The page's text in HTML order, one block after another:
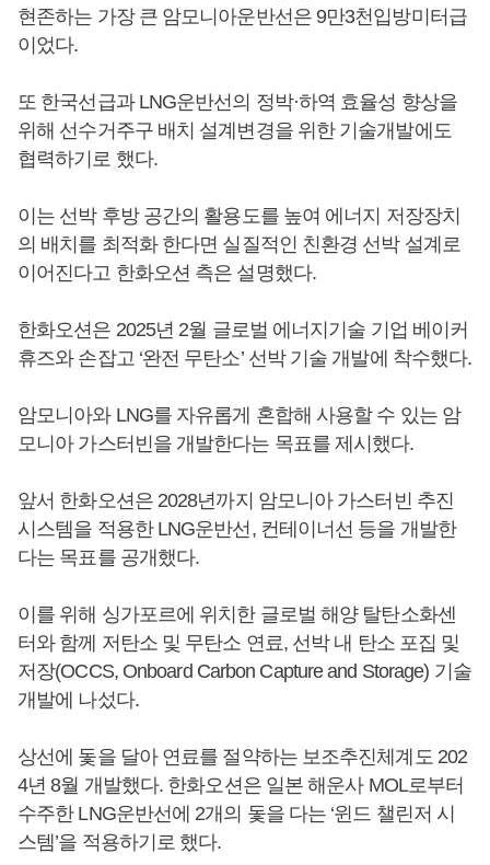
현존하는 가장 큰 암모니아운반선은 9만3천입방미터급
이었다.
또 한국선급과 LNG운반선의 정박·하역 효율성 향상을
위해 선수거주구 배치 설계변경을 위한 기술개발에도
협력하기로 했다.
이는 선박 후방 공간의 활용도를 높여 에너지 저장장치
의 배치를 최적화 한다면 실질적인 친환경 선박 설계로
이어진다고 한화오션 측은 설명했다.
한화오션은 2025년 2월 글로벌 에너지기술 기업 베이커
휴즈와 손잡고 ‘완전 무탄소’ 선박 기술 개발에 착수했다.
암모니아와 LNG를 자유롭게 혼합해 사용할 수 있는 암
모니아 가스터빈을 개발한다는 목표를 제시했다.
앞서 한화오션은 2028년까지 암모니아 가스터빈 추진
시스템을 적용한 LNG운반선, 컨테이너선 등을 개발한
다는 목표를 공개했다.
이를 위해 싱가포르에 위치한 글로벌 해양 탈탄소화센
터와 함께 저탄소 및 무탄소 연료, 선박 내 탄소 포집 및
저장(OCCS, Onboard Carbon Capture and Storage) 기술
개발에 나섰다.
상선에 돛을 달아 연료를 절약하는 보조추진체계도 202
4년 8월 개발했다. 한화오션은 일본 해운사 MOL로부터
수주한 LNG운반선에 2개의 돛을 다는 ‘윈드 챌린저 시
스템’을 적용하기로 했다.